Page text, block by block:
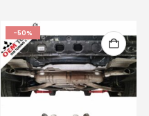
-50%